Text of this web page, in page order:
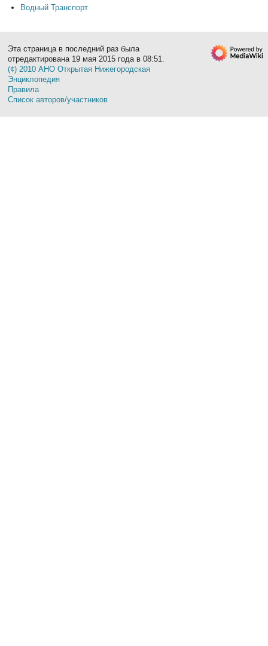
Водный Транспорт
Эта страница в последний раз была
отредактирована 19 мая 2015 года в 08:51.
(¢) 2010 АНО Открытая Нижегородская
Энциклопедия
Правила
Список авторов/участников